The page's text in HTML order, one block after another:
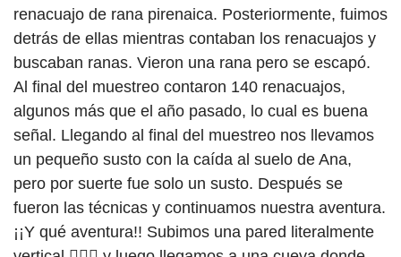
renacuajo de rana pirenaica. Posteriormente, fuimos
detrás de ellas mientras contaban los renacuajos y
buscaban ranas. Vieron una rana pero se escapó.
Al final del muestreo contaron 140 renacuajos,
algunos más que el año pasado, lo cual es buena
señal. Llegando al final del muestreo nos llevamos
un pequeño susto con la caída al suelo de Ana,
pero por suerte fue solo un susto. Después se
fueron las técnicas y continuamos nuestra aventura.
¡¡Y qué aventura!! Subimos una pared literalmente